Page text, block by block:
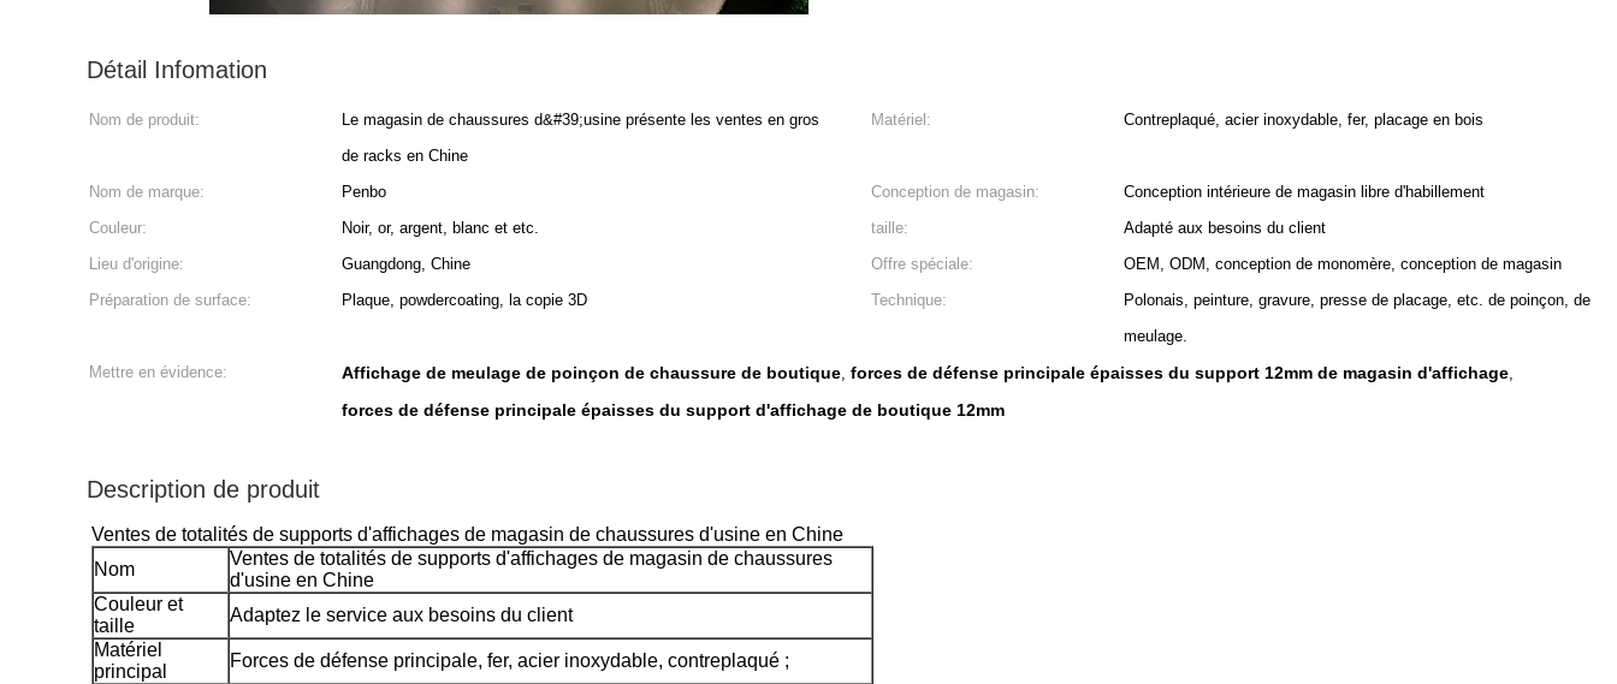
Détail Infomation
Nom de produit:
Le magasin de chaussures d&#39;usine présente les ventes en gros
de racks en Chine
Matériel: Contreplaqué, acier inoxydable, fer, placage en bois
Nom de marque: Penbo Conception de magasin:
Conception intérieure de magasin libre d'habillement
Couleur:
Noir, or, argent, blanc et etc. taille:
Adapté aux besoins du client
Lieu d'origine:
Guangdong, Chine Offre spéciale:
OEM, ODM, conception de monomère, conception de magasin
Préparation de surface:
Plaque, powdercoating, la copie 3D Technique:
Polonais, peinture, gravure, presse de placage, etc. de poinçon, de
meulage.
Mettre en évidence:
Affichage de meulage de poinçon de chaussure de boutique, forces de défense principale épaisses du support 12mm de magasin d'affichage,
forces de défense principale épaisses du support d'affichage de boutique 12mm
Description de produit
Ventes de totalités de supports d'affichages de magasin de chaussures d'usine en Chine
Nom
Ventes de totalités de supports d'affichages de magasin de chaussures
d'usine en Chine
Couleur et
taille
Adaptez le service aux besoins du client
Matériel
principal
Forces de défense principale, fer, acier inoxydable, contreplaqué ;